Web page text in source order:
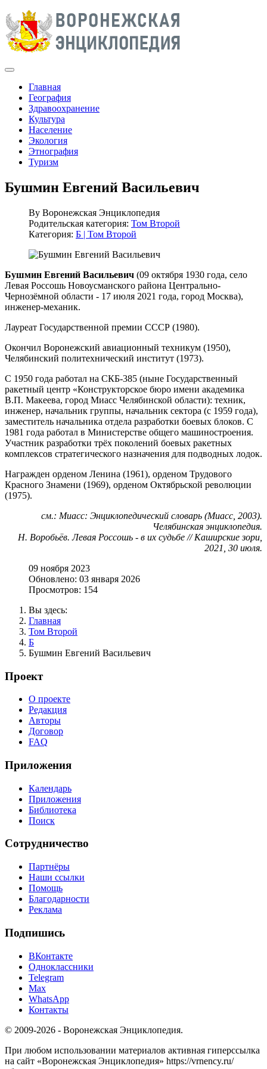
Главная
География
Здравоохранение
Культура
Население
Экология
Этнография
Туризм
Бушмин Евгений Васильевич
By Воронежская Энциклопедия
Родительская категория: Том Второй
Категория: Б | Том Второй
Бушмин Евгений Васильевич (09 октября 1930 года, село
Левая Россошь Новоусманского района Центрально-
Чернозёмной области - 17 июля 2021 года, город Москва),
инженер-механик.
Лауреат Государственной премии СССР (1980).
Окончил Воронежский авиационный техникум (1950),
Челябинский политехнический институт (1973).
С 1950 года работал на СКБ-385 (ныне Государственный
ракетный центр «Конструкторское бюро имени академика
В.П. Макеева, город Миасс Челябинской области): техник,
инженер, начальник группы, начальник сектора (с 1959 года),
заместитель начальника отдела разработки боевых блоков. С
1981 года работал в Министерстве общего машиностроения.
Участник разработки трёх поколений боевых ракетных
комплексов стратегического назначения для подводных лодок.
Награжден орденом Ленина (1961), орденом Трудового
Красного Знамени (1969), орденом Октябрьской революции
(1975).
см.: Миасс: Энциклопедический словарь (Миасс, 2003).
Челябинская энциклопедия.
Н. Воробьёв. Левая Россошь - в их судьбе // Каширские зори,
2021, 30 июля.
09 ноября 2023
Обновлено: 03 января 2026
Просмотров: 154
Вы здесь:
Главная
Том Второй
Б
Бушмин Евгений Васильевич
Проект
О проекте
Редакция
Авторы
Договор
FAQ
Приложения
Календарь
Приложения
Библиотека
Поиск
Сотрудничество
Партнёры
Наши ссылки
Помощь
Благодарности
Реклама
Подпишись
ВКонтакте
Одноклассники
Telegram
Max
WhatsApp
Контакты
© 2009-2026 - Воронежская Энциклопедия.
При любом использовании материалов активная гиперссылка
на сайт «Воронежская Энциклопедия» https://vrnency.ru/